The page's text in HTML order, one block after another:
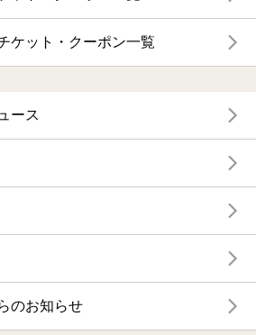
ケット・クーポン一覧
ース
のお知らせ